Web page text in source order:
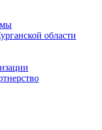
области